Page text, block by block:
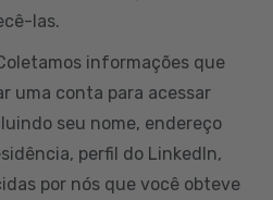
las.
informações que
uma conta para acessar
seu nome, endereço
perfil do LinkedIn,
por nós que você obteve